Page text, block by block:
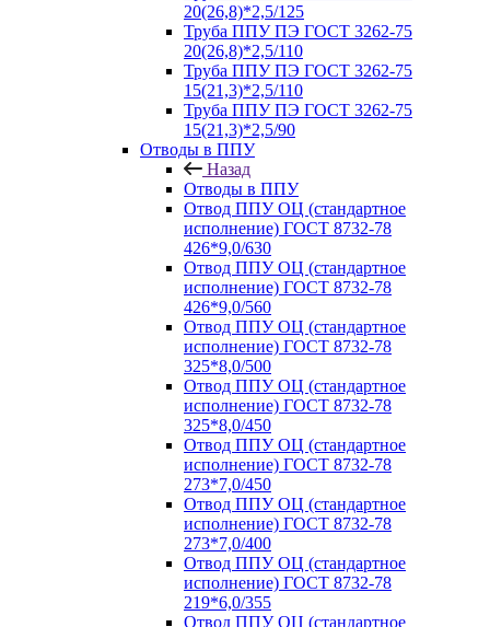
20(26,8)*2,5/125
Труба ППУ ПЭ ГОСТ 3262-75
20(26,8)*2,5/110
Труба ППУ ПЭ ГОСТ 3262-75
15(21,3)*2,5/110
Труба ППУ ПЭ ГОСТ 3262-75
15(21,3)*2,5/90
Отводы в ППУ
Назад
Отводы в ППУ
Отвод ППУ ОЦ (стандартное
исполнение) ГОСТ 8732-78
426*9,0/630
Отвод ППУ ОЦ (стандартное
исполнение) ГОСТ 8732-78
426*9,0/560
Отвод ППУ ОЦ (стандартное
исполнение) ГОСТ 8732-78
325*8,0/500
Отвод ППУ ОЦ (стандартное
исполнение) ГОСТ 8732-78
325*8,0/450
Отвод ППУ ОЦ (стандартное
исполнение) ГОСТ 8732-78
273*7,0/450
Отвод ППУ ОЦ (стандартное
исполнение) ГОСТ 8732-78
273*7,0/400
Отвод ППУ ОЦ (стандартное
исполнение) ГОСТ 8732-78
219*6,0/355
Отвод ППУ ОЦ (стандартное